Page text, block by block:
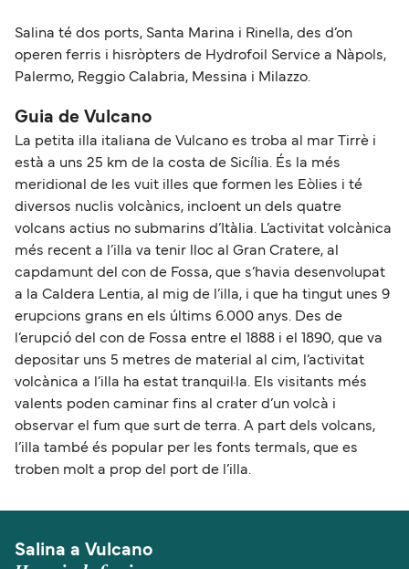
Salina té dos ports, Santa Marina i Rinella, des d’on
operen ferris i hisròpters de Hydrofoil Service a Nàpols,
Palermo, Reggio Calabria, Messina i Milazzo.
Guia de Vulcano
La petita illa italiana de Vulcano es troba al mar Tirrè i
està a uns 25 km de la costa de Sicília. És la més
meridional de les vuit illes que formen les Eòlies i té
diversos nuclis volcànics, incloent un dels quatre
volcans actius no submarins d’Itàlia. L’activitat volcànica
més recent a l’illa va tenir lloc al Gran Cratere, al
capdamunt del con de Fossa, que s’havia desenvolupat
a la Caldera Lentia, al mig de l’illa, i que ha tingut unes 9
erupcions grans en els últims 6.000 anys. Des de
l’erupció del con de Fossa entre el 1888 i el 1890, que va
depositar uns 5 metres de material al cim, l’activitat
volcànica a l’illa ha estat tranquil·la. Els visitants més
valents poden caminar fins al crater d’un volcà i
observar el fum que surt de terra. A part dels volcans,
l’illa també és popular per les fonts termals, que es
troben molt a prop del port de l’illa.
Salina a Vulcano